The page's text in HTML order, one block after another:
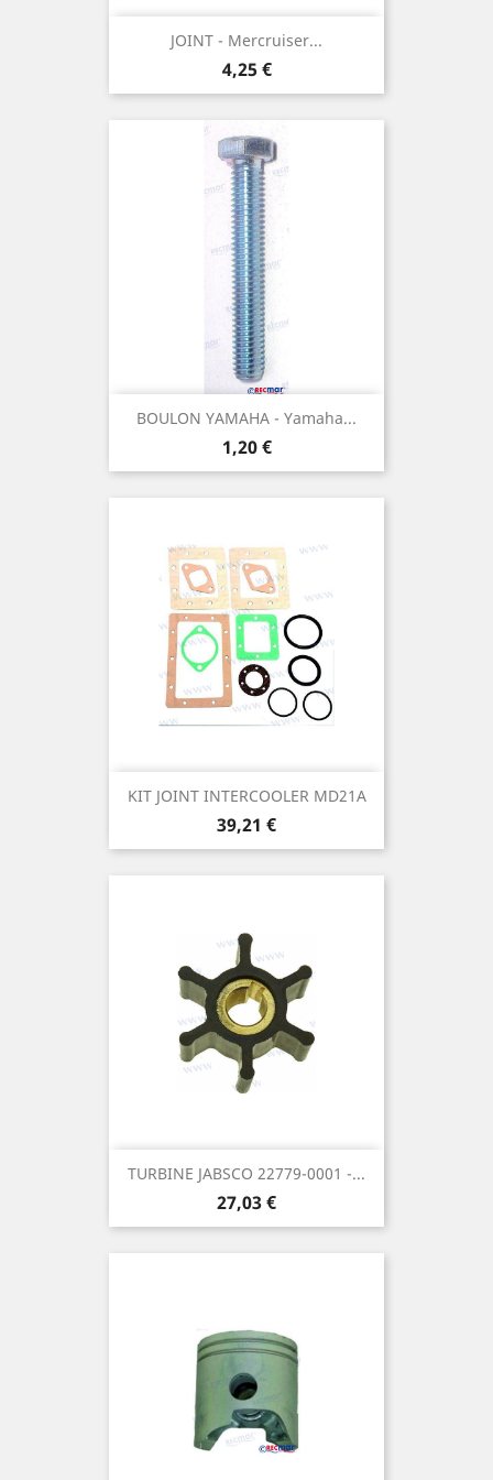
JOINT - Mercruiser...
Prix
4,25 €
BOULON YAMAHA - Yamaha...
Prix
1,20 €
KIT JOINT INTERCOOLER MD21A
Prix
39,21 €
TURBINE JABSCO 22779-0001 -...
Prix
27,03 €